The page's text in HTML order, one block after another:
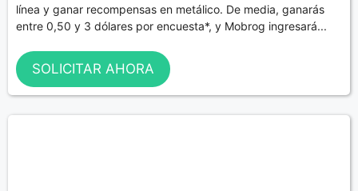
línea y ganar recompensas en metálico. De media, ganarás
entre 0,50 y 3 dólares por encuesta*, y Mobrog ingresará...
SOLICITAR AHORA